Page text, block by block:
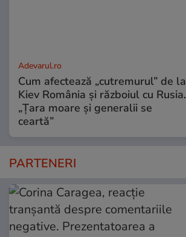
Adevarul.ro
Cum afectează „cutremurul” de la
Kiev România și războiul cu Rusia.
„Țara moare și generalii se
ceartă”
PARTENERI